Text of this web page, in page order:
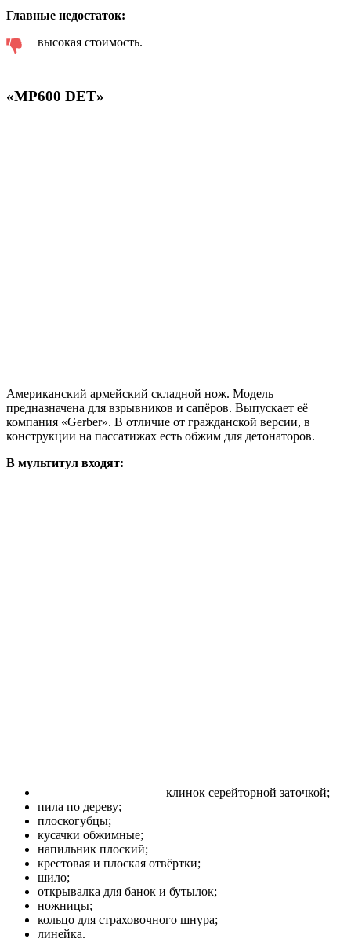
Главные недостаток:
высокая стоимость.
«MP600 DET»
Американский армейский складной нож. Модель
предназначена для взрывников и сапёров. Выпускает её
компания «Gerber». В отличие от гражданской версии, в
конструкции на пассатижах есть обжим для детонаторов.
В мультитул входят:
клинок серейторной заточкой;
пила по дереву;
плоскогубцы;
кусачки обжимные;
напильник плоский;
крестовая и плоская отвёртки;
шило;
открывалка для банок и бутылок;
ножницы;
кольцо для страховочного шнура;
линейка.